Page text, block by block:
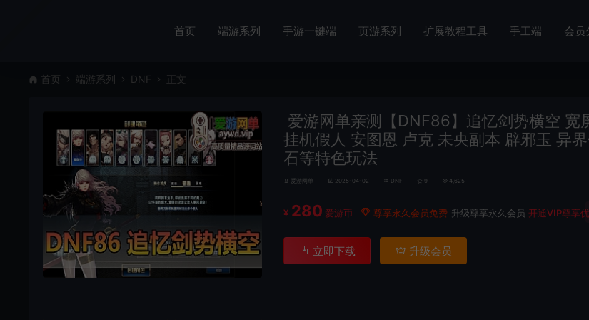
首页 端游系列 手游一键端 页游系列 扩展教程工具 手工端 会员
首页 端游系列 DNF 正文
爱游网单亲测【DNF86】追忆剑势横空 宽
挂机假人 安图恩 卢克 未央副本 辟邪玉 异
石等特色玩法
爱游网单 2025-04-02 DNF 9 4,625
¥ 280 爱游币 尊享永久会员免费 升级尊享永久会员 开通VIP尊享
立即下载 升级会员